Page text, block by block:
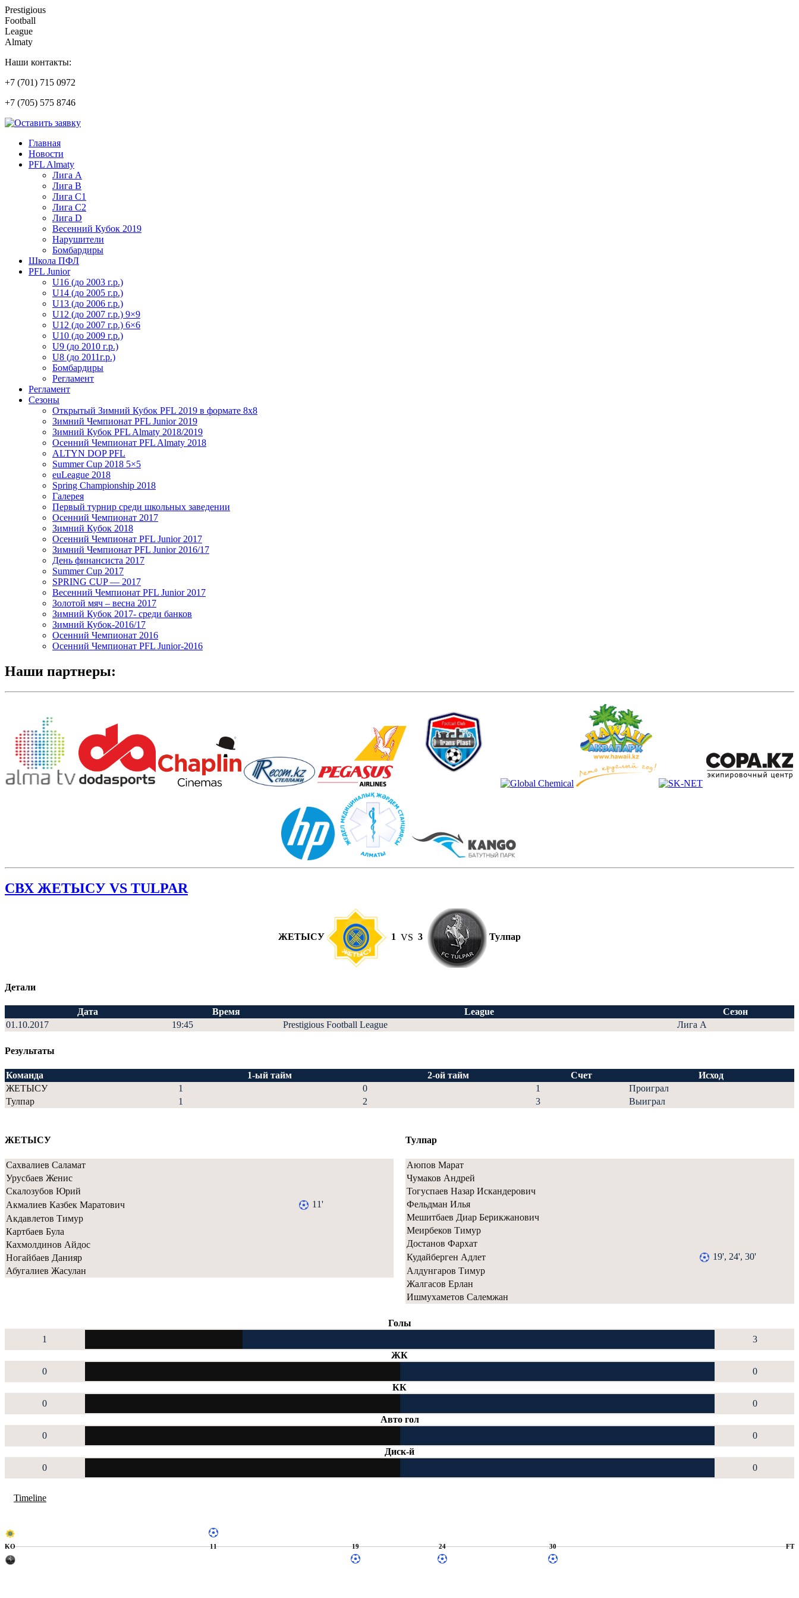
Prestigious
Football
League
Almaty
Наши контакты:
+7 (701) 715 0972
+7 (705) 575 8746
Главная
Новости
PFL Almaty
Лига A
Лига В
Лига С1
Лига С2
Лига D
Весенний Кубок 2019
Нарушители
Бомбардиры
Школа ПФЛ
PFL Junior
U16 (до 2003 г.р.)
U14 (до 2005 г.р.)
U13 (до 2006 г.р.)
U12 (до 2007 г.р.) 9×9
U12 (до 2007 г.р.) 6×6
U10 (до 2009 г.р.)
U9 (до 2010 г.р.)
U8 (до 2011г.р.)
Бомбардиры
Регламент
Регламент
Сезоны
Открытый Зимний Кубок PFL 2019 в формате 8х8
Зимний Чемпионат PFL Junior 2019
Зимний Кубок PFL Almaty 2018/2019
Осенний Чемпионат PFL Almaty 2018
ALTYN DOP PFL
Summer Cup 2018 5×5
euLeague 2018
Spring Championship 2018
Галерея
Первый турнир среди школьных заведении
Осенний Чемпионат 2017
Зимний Кубок 2018
Осенний Чемпионат PFL Junior 2017
Зимний Чемпионат PFL Junior 2016/17
День финансиста 2017
Summer Cup 2017
SPRING CUP — 2017
Весенний Чемпионат PFL Junior 2017
Золотой мяч – весна 2017
Зимний Кубок 2017- среди банков
Зимний Кубок-2016/17
Осенний Чемпионат 2016
Осенний Чемпионат PFL Junior-2016
Наши партнеры:
СВХ ЖЕТЫСУ VS TULPAR
ЖЕТЫСУ 1 VS 3 Тулпар
Детали
Дата Время League
Сезон
01.10.2017
19:45 Prestigious Football League Лига А
Результаты
Команда 1-ый тайм 2-ой тайм Счет
Исход
ЖЕТЫСУ
1 0 1
Проиграл
Тулпар
1 2 3 Выиграл
ЖЕТЫСУ
Сахвалиев Саламат
Урусбаев Женис
Скалозубов Юрий
Акмалиев Казбек Маратович
11'
Акдавлетов Тимур
Картбаев Була
Кахмолдинов Айдос
Ногайбаев Данияр
Абугалиев Жасулан
Тулпар
Аюпов Марат
Чумаков Андрей
Тогуспаев Назар Искандерович
Фельдман Илья
Мешитбаев Диар Берикжанович
Меирбеков Тимур
Достанов Фархат
Кудайберген Адлет
19', 24', 30'
Алдунгаров Тимур
Жалгасов Ерлан
Ишмухаметов Салемжан
Голы
1
3
ЖК
0
0
КК
0
0
Авто гол
0
0
Диск-й
0
0
Timeline
KO 11 19 24 30 FT